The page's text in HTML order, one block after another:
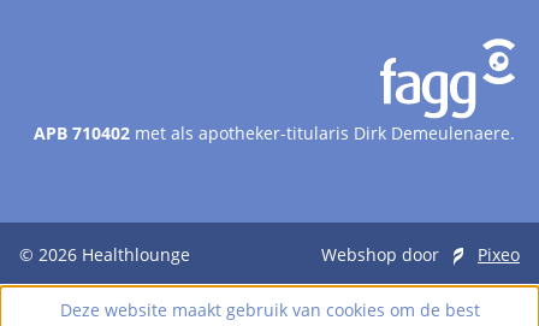
APB 710402 met als apotheker-titularis Dirk Demeulenaere.
© 2026 Healthlounge Webshop door Pixeo
Deze website maakt gebruik van cookies om de best